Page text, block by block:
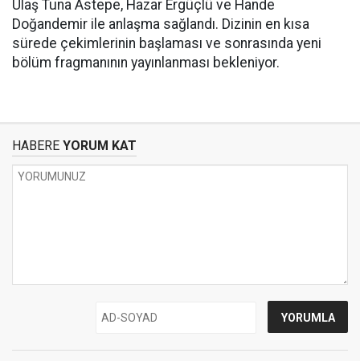
Ulaş Tuna Astepe, Hazar Ergüçlü ve Hande
Doğandemir ile anlaşma sağlandı. Dizinin en kısa
sürede çekimlerinin başlaması ve sonrasında yeni
bölüm fragmanının yayınlanması bekleniyor.
HABERE YORUM KAT